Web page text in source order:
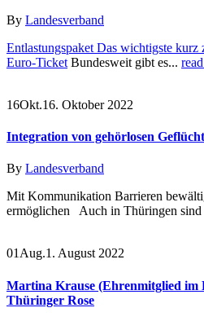
By Landesverband
Entlastungspaket Das wichtigste kurz
Euro-Ticket Bundesweit gibt es...
16Okt.16. Oktober 2022
Integration von gehörlosen
By Landesverband
Mit Kommunikation Barrieren
ermöglichen Auch in Thüringen sind
01Aug.1. August 2022
Martina Krause (Ehrenmitglied im
Thüringer Rose